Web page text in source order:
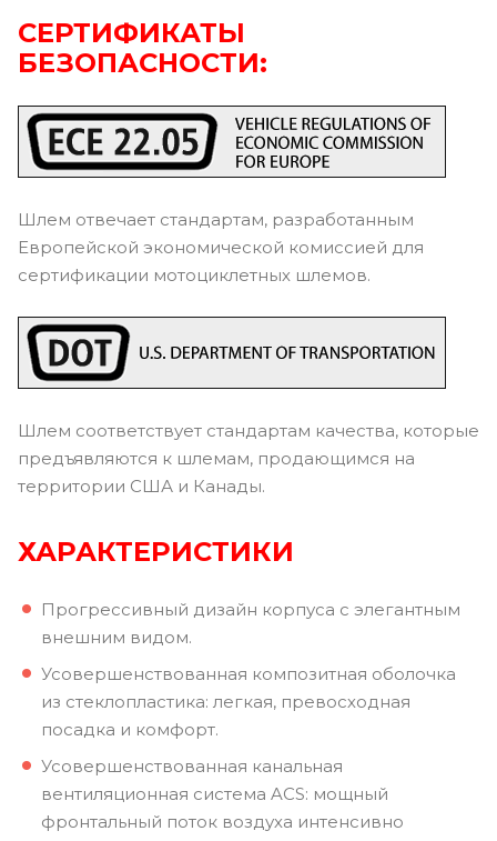
СЕРТИФИКАТЫ
БЕЗОПАСНОСТИ:
Шлем отвечает стандартам, разработанным
Европейской экономической комиссией для
сертификации мотоциклетных шлемов.
Шлем соответствует стандартам качества, которые
предъявляются к шлемам, продающимся на
территории США и Канады.
ХАРАКТЕРИСТИКИ
Прогрессивный дизайн корпуса с элегантным
внешним видом.
Усовершенствованная композитная оболочка
из стеклопластика: легкая, превосходная
посадка и комфорт.
Усовершенствованная канальная
вентиляционная система ACS: мощный
фронтальный поток воздуха интенсивно